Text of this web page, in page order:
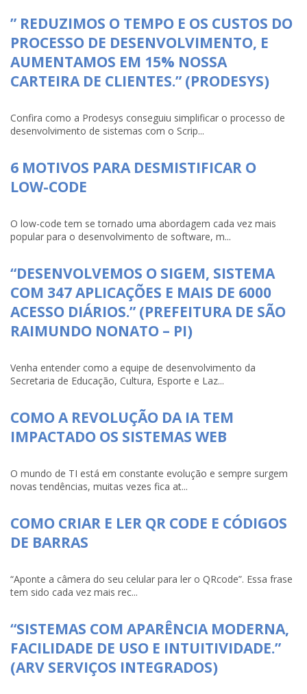
” REDUZIMOS O TEMPO E OS CUSTOS DO
PROCESSO DE DESENVOLVIMENTO, E
AUMENTAMOS EM 15% NOSSA
CARTEIRA DE CLIENTES.” (PRODESYS)
Confira como a Prodesys conseguiu simplificar o processo de
desenvolvimento de sistemas com o Scrip...
6 MOTIVOS PARA DESMISTIFICAR O
LOW-CODE
O low-code tem se tornado uma abordagem cada vez mais
popular para o desenvolvimento de software, m...
“DESENVOLVEMOS O SIGEM, SISTEMA
COM 347 APLICAÇÕES E MAIS DE 6000
ACESSO DIÁRIOS.” (PREFEITURA DE SÃO
RAIMUNDO NONATO – PI)
Venha entender como a equipe de desenvolvimento da
Secretaria de Educação, Cultura, Esporte e Laz...
COMO A REVOLUÇÃO DA IA TEM
IMPACTADO OS SISTEMAS WEB
O mundo de TI está em constante evolução e sempre surgem
novas tendências, muitas vezes fica at...
COMO CRIAR E LER QR CODE E CÓDIGOS
DE BARRAS
“Aponte a câmera do seu celular para ler o QRcode”. Essa frase
tem sido cada vez mais rec...
“SISTEMAS COM APARÊNCIA MODERNA,
FACILIDADE DE USO E INTUITIVIDADE.”
(ARV SERVIÇOS INTEGRADOS)